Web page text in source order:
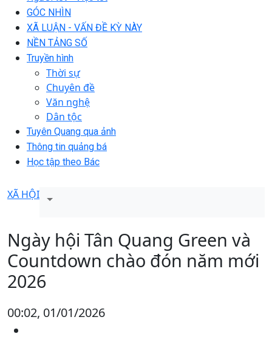
GÓC NHÌN
XÃ LUẬN - VẤN ĐỀ KỲ NÀY
NỀN TẢNG SỐ
Truyền hình
Thời sự
Chuyên đề
Văn nghệ
Dân tộc
Tuyên Quang qua ảnh
Thông tin quảng bá
Học tập theo Bác
XÃ HỘI
Ngày hội Tân Quang Green và
Countdown chào đón năm mới
2026
00:02, 01/01/2026